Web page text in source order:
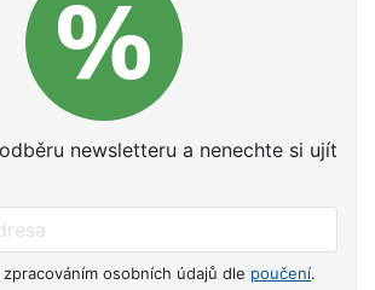
newsletteru a nenechte si ujít
zpracováním osobních údajů dle poučení.